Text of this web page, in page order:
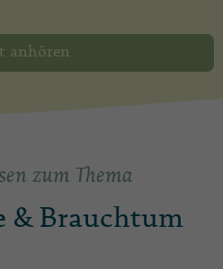
anhören
zum Thema
& Brauchtum